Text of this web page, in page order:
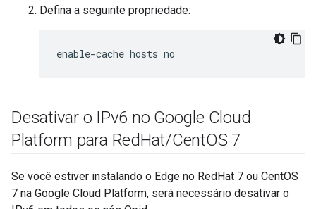
Defina a seguinte propriedade:
enable-cache hosts no
Desativar o IPv6 no Google Cloud
Platform para RedHat/CentOS 7
Se você estiver instalando o Edge no RedHat 7 ou CentOS
7 na Google Cloud Platform, será necessário desativar o